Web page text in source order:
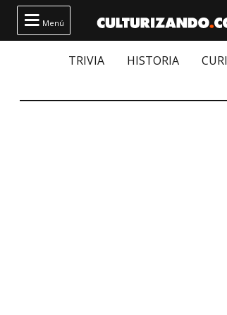
 Menú
TRIVIA HISTORIA